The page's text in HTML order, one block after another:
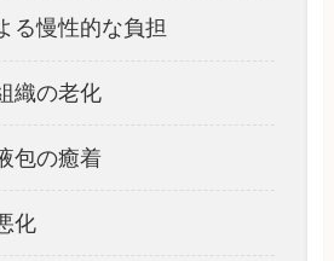
る慢性的な負担
織の老化
包の癒着
化